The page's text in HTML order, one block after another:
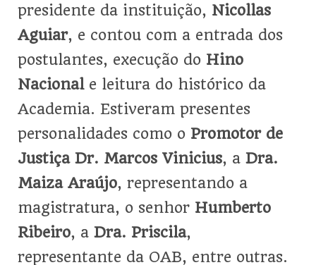
presidente da instituição, Nicollas
Aguiar, e contou com a entrada dos
postulantes, execução do Hino
Nacionale leitura do histórico da
Academia. Estiveram presentes
personalidades como o Promotor de
Justiça Dr. Marcos Vinicius, a Dra.
Maiza Araújo, representando a
magistratura, o senhor Humberto
Ribeiro, a Dra. Priscila,
representante da OAB, entre outras.